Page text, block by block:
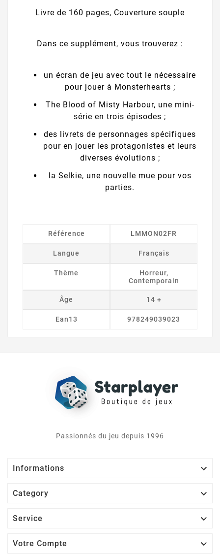
Livre de 160 pages, Couverture souple
Dans ce supplément, vous trouverez :
un écran de jeu avec tout le nécessaire
pour jouer à Monsterhearts ;
The Blood of Misty Harbour, une mini-
série en trois épisodes ;
des livrets de personnages spécifiques
pour en jouer les protagonistes et leurs
diverses évolutions ;
la Selkie, une nouvelle mue pour vos
parties.
Référence LMMON02FR
Langue Français
Thème
Horreur,
Contemporain
Âge 14 +
Ean13 978249039023
Passionnés du jeu depuis 1996
Informations 
Category 
Service 
Votre Compte 